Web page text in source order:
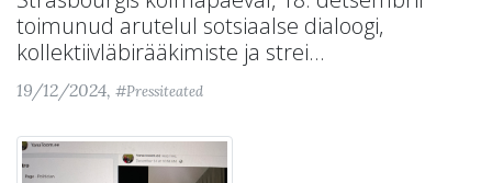
toimunud arutelul sotsiaalse dialoogi,
kollektiivläbirääkimiste ja strei...
19/12/2024, #Pressiteated